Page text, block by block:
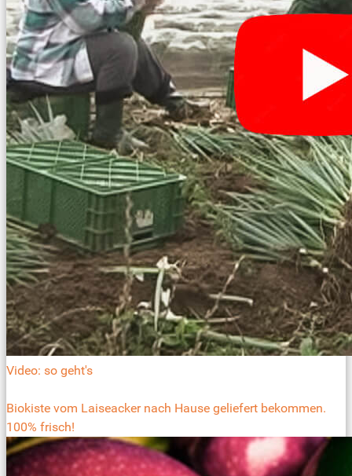
Video: so geht's
Biokiste vom Laiseacker nach Hause geliefert bekommen.
100% frisch!